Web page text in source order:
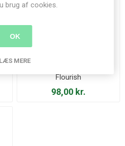
Flourish
98,00 kr.
brug af cookies.
OK
LÆS MERE